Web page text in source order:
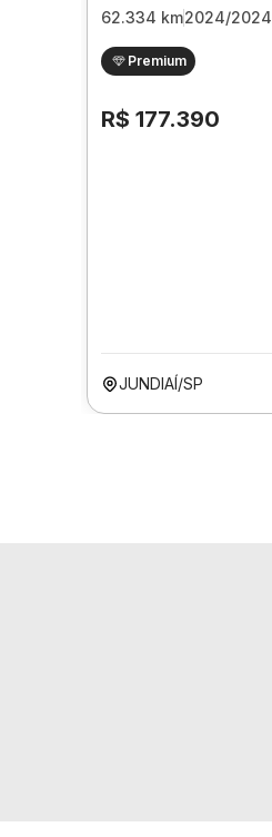
62.334 km2024/2024
Premium
R$ 177.390
JUNDIAÍ/SP